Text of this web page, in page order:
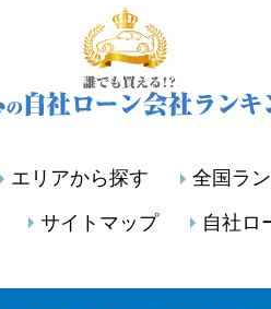
エリアから探す 全国ラ
サイトマップ 自社ロ